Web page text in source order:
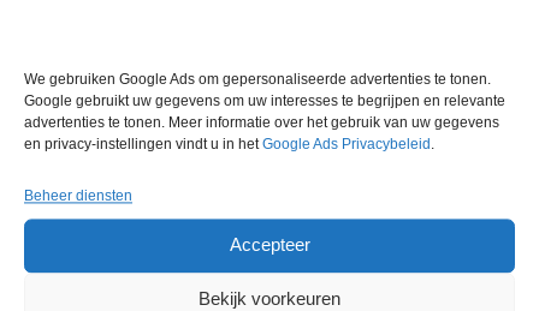
We gebruiken Google Ads om gepersonaliseerde advertenties te tonen.
Google gebruikt uw gegevens om uw interesses te begrijpen en relevante
advertenties te tonen. Meer informatie over het gebruik van uw gegevens
en privacy-instellingen vindt u in hetGoogle Ads Privacybeleid .
Beheer diensten
Accepteer
Bekijk voorkeuren
Artikelnummer: